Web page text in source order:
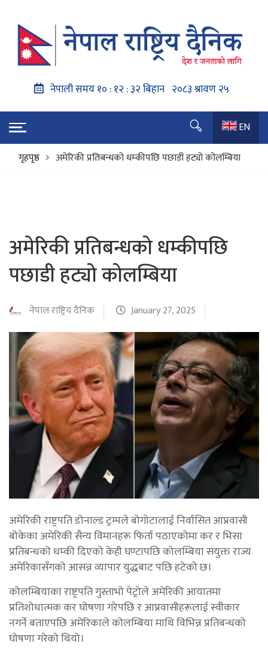
EN
गृहपृष्ठ
अमेरिकी प्रतिबन्धको धम्कीपछि पछाडी हट्यो कोलम्बिया
अमेरिकी प्रतिबन्धको धम्कीपछि
पछाडी हट्यो कोलम्बिया
नेपाल राष्ट्रिय दैनिक January 27, 2025
अमेरिकी राष्ट्रपति डोनाल्ड ट्रम्पले बोगोटालाई निर्वासित आप्रवासी
बोकेका अमेरिकी सैन्य विमानहरू फिर्ता पठाएकोमा कर र भिसा
प्रतिबन्धको धम्की दिएको केही घण्टापछि कोलम्बिया संयुक्त राज्य
अमेरिकासँगको आसन्न व्यापार युद्धबाट पछि हटेको छ।
कोलम्बियाका राष्ट्रपति गुस्ताभो पेट्रोले अमेरिकी आयातमा
प्रतिशोधात्मक कर घोषणा गरेपछि र आप्रवासीहरूलाई स्वीकार
नगर्ने बताएपछि अमेरिकाले कोलम्बिया माथि विभिन्न प्रतिबन्धको
घोषणा गरेको थियो।